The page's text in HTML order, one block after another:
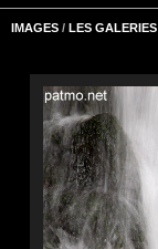
IMAGES / LES GALERIES